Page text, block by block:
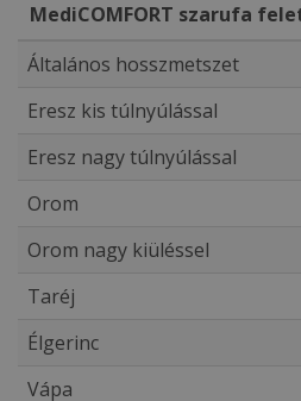
MediCOMFORT szarufa
Általános hosszmetszet
Eresz kis túlnyúlással
Eresz nagy túlnyúlással
Orom
Orom nagy kiüléssel
Taréj
Élgerinc
Vápa